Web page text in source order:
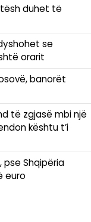
duhet të
se
orarit
banorët
të zgjasë mbi një
kështu t’i
pse Shqipëria
euro